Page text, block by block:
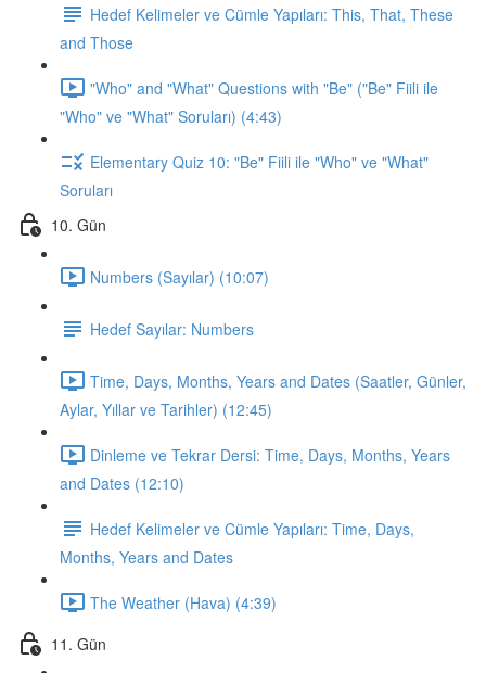
Hedef Kelimeler ve Cümle Yapıları: This, That, These
and Those
"Who" and "What" Questions with "Be" ("Be" Fiili ile
"Who" ve "What" Soruları) (4:43)
Elementary Quiz 10: "Be" Fiili ile "Who" ve "What"
Soruları
10. Gün
Numbers (Sayılar) (10:07)
Hedef Sayılar: Numbers
Time, Days, Months, Years and Dates (Saatler, Günler,
Aylar, Yıllar ve Tarihler) (12:45)
Dinleme ve Tekrar Dersi: Time, Days, Months, Years
and Dates (12:10)
Hedef Kelimeler ve Cümle Yapıları: Time, Days,
Months, Years and Dates
The Weather (Hava) (4:39)
11. Gün